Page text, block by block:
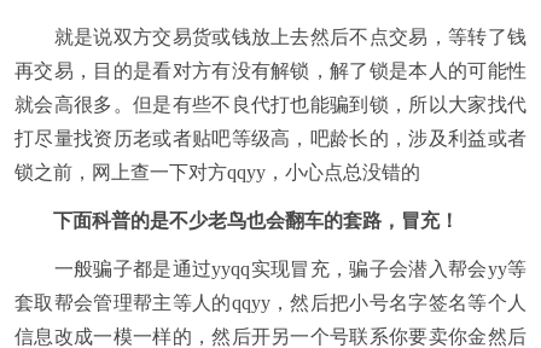
就是说双方交易货或钱放上去然后不点交易，等转了钱
再交易，目的是看对方有没有解锁，解了锁是本人的可能性
就会高很多。但是有些不良代打也能骗到锁，所以大家找代
打尽量找资历老或者贴吧等级高，吧龄长的，涉及利益或者
锁之前，网上查一下对方qqyy，小心点总没错的
下面科普的是不少老鸟也会翻车的套路，冒充！
一般骗子都是通过yyqq实现冒充，骗子会潜入帮会yy等
套取帮会管理帮主等人的qqyy，然后把小号名字签名等个人
信息改成一模一样的，然后开另一个号联系你要卖你金然后